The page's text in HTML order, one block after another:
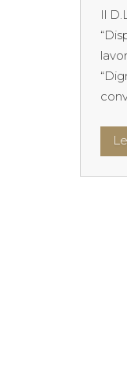
Il